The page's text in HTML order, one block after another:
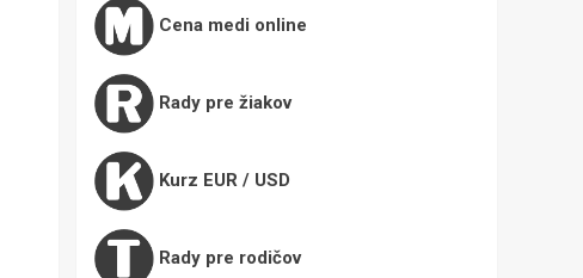
Cena medi online
Rady pre žiakov
Kurz EUR / USD
Rady pre rodičov